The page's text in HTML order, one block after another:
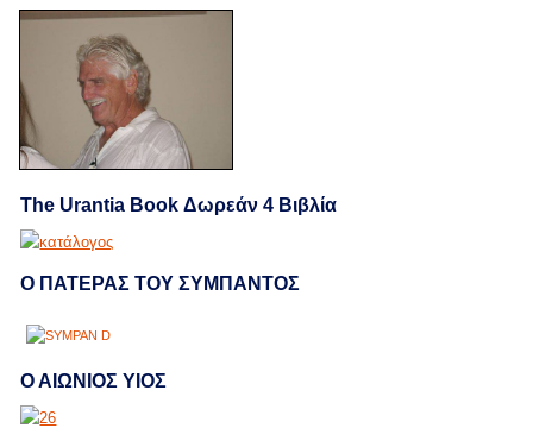
The Urantia Book Δωρεάν 4 Βιβλία
Ο ΠΑΤΕΡΑΣ ΤΟΥ ΣΥΜΠΑΝΤΟΣ
Ο ΑΙΩΝΙΟΣ ΥΙΟΣ